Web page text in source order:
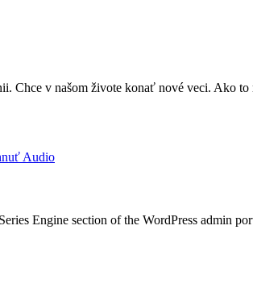
v našom živote konať nové veci. Ako
Audio
Engine section of the WordPress admin